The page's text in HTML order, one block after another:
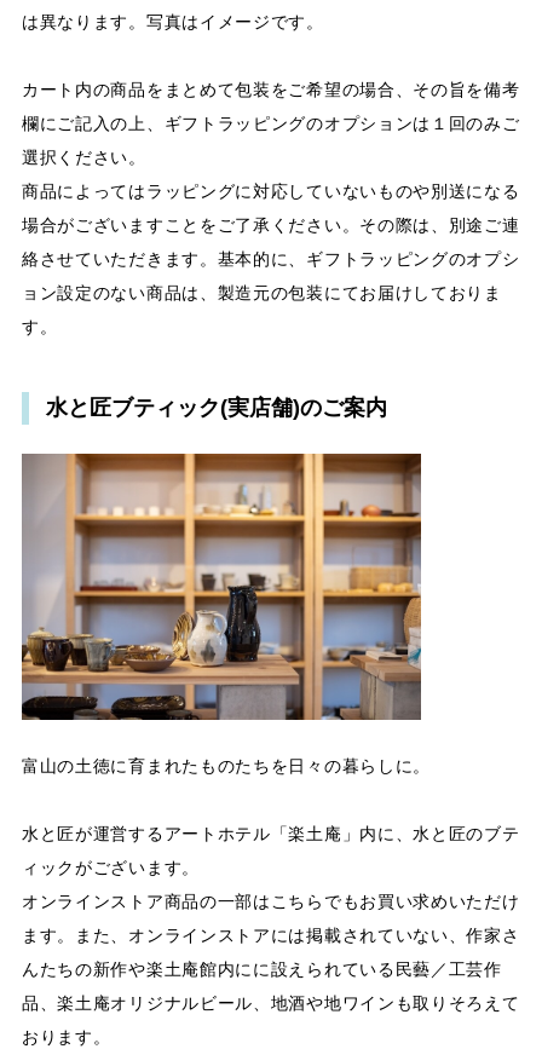
は異なります。写真はイメージです。
カート内の商品をまとめて包装をご希望の場合、その旨を備考
欄にご記入の上、ギフトラッピングのオプションは１回のみご
選択ください。
商品によってはラッピングに対応していないものや別送になる
場合がございますことをご了承ください。その際は、別途ご連
絡させていただきます。基本的に、ギフトラッピングのオプシ
ョン設定のない商品は、製造元の包装にてお届けしておりま
す。
水と匠ブティック(実店舗)のご案内
富山の土徳に育まれたものたちを日々の暮らしに。
水と匠が運営するアートホテル「楽土庵」内に、水と匠のブテ
ィックがございます。
オンラインストア商品の一部はこちらでもお買い求めいただけ
ます。また、オンラインストアには掲載されていない、作家さ
んたちの新作や楽土庵館内にに設えられている民藝／工芸作
品、楽土庵オリジナルビール、地酒や地ワインも取りそろえて
おります。